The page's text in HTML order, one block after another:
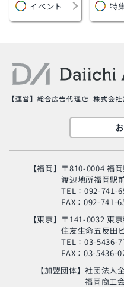
イベント 特
【福岡】 〒810-0004 福
渡辺地所福岡駅
TEL：092-741-
FAX：092-741-
【東京】 〒141-0032 東
住友生命五反田
TEL：03-5436-
FAX：03-5436-
【加盟団体】社団法人
福岡商工